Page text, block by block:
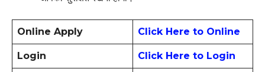
Online Apply Click Here to Online
Login Click Here to Login